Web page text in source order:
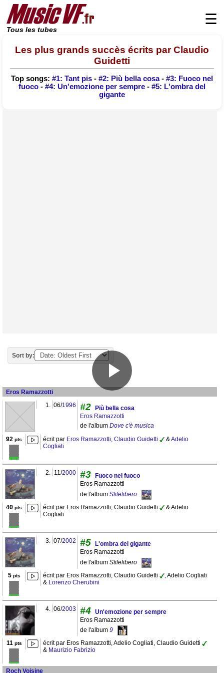
Tous les tubes
☰
Les plus grands succès écrits par Claudio
Guidetti
Top songs: #1: Tant pis - #2: Più bella cosa- #3: Fuoco nel
fuoco - #4: Un'emozione per sempre - #5: L'ombra del
gigante
Sort by:
Eros Ramazzotti
1. 06/1996 #2
Più bella cosa
Eros Ramazzotti
de l'album Dove c'è musica
92 pts écrit par Eros Ramazzotti, Claudio Guidetti &Adelio
Cogliati
2. 11/2000 #3
Fuoco nel fuoco
Eros Ramazzotti
de l'album Stilelibero
40 pts écrit par Eros Ramazzotti, Claudio Guidetti
& Adelio
Cogliati
3. 07/2002 #5 L'ombra del gigante
Eros Ramazzotti
de l'album Stilelibero
5pts écrit par Eros Ramazzotti, Claudio Guidetti
, Adelio Cogliati
& Lorenzo Cherubini
4. 06/2003 #4 Un'emozione per sempre
Eros Ramazzotti
de l'album 9
11pts
écrit par Eros Ramazzotti, Adelio Cogliati, Claudio Guidetti
& Maurizio Fabrizio
Roch Voisine